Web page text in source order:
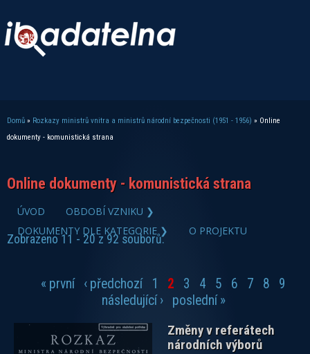
Jste zde
Domů » Rozkazy ministrů vnitra a ministrů národní bezpečnosti (1951 - 1956) » Online
dokumenty - komunistická strana
Online dokumenty - komunistická strana
ÚVOD
OBDOBÍ VZNIKU ❯
DOKUMENTY DLE KATEGORIE ❯
O PROJEKTU
Zobrazeno 11 - 20 z 92 souborů.
« první ‹ předchozí 1 2 3 4 5 6 7 8
9
následující ›
poslední »
Změny v referátech
národních výborů
zobrazit PDF dokument